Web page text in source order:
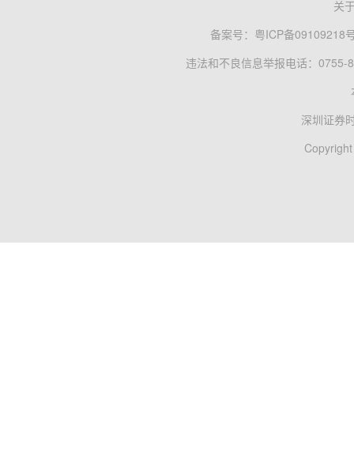
关
备案号： 粤ICP备09109218
违法和不良信息举报电话：0755-
深圳证券